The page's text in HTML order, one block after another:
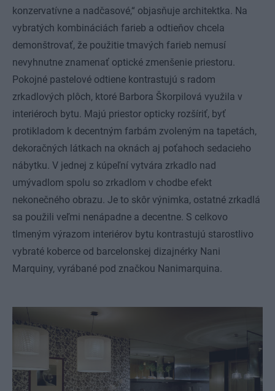
konzervatívne a nadčasové,“ objasňuje architektka. Na
vybratých kombináciách farieb a odtieňov chcela
demonštrovať, že použitie tmavých farieb nemusí
nevyhnutne znamenať optické zmenšenie priestoru.
Pokojné pastelové odtiene kontrastujú s radom
zrkadlových plôch, ktoré Barbora Škorpilová využila v
interiéroch bytu. Majú priestor opticky rozšíriť, byť
protikladom k decentným farbám zvoleným na tapetách,
dekoračných látkach na oknách aj poťahoch sedacieho
nábytku. V jednej z kúpeľní vytvára zrkadlo nad
umývadlom spolu so zrkadlom v chodbe efekt
nekonečného obrazu. Je to skôr výnimka, ostatné zrkadlá
sa použili veľmi nenápadne a decentne. S celkovo
tlmeným výrazom interiérov bytu kontrastujú starostlivo
vybraté koberce od barcelonskej dizajnérky Nani
Marquiny, vyrábané pod značkou Nanimarquina.